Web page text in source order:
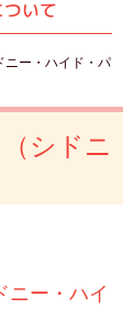
いて
ニー・ハイド・パ
シドニ
ニー・ハイ